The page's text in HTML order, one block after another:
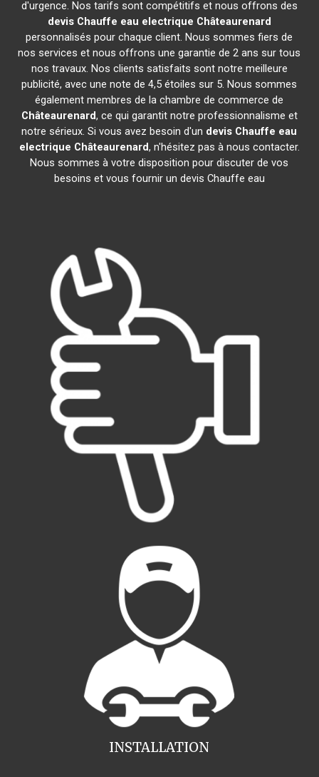
d'urgence. Nos tarifs sont compétitifs et nous offrons des
devis Chauffe eau electrique Châteaurenard
personnalisés pour chaque client. Nous sommes fiers de
nos services et nous offrons une garantie de 2 ans sur tous
nos travaux. Nos clients satisfaits sont notre meilleure
publicité, avec une note de 4,5 étoiles sur 5. Nous sommes
également membres de la chambre de commerce de
Châteaurenard, ce qui garantit notre professionnalisme et
notre sérieux. Si vous avez besoin d'un devis Chauffe eau
electrique Châteaurenard, n'hésitez pas à nous contacter.
Nous sommes à votre disposition pour discuter de vos
besoins et vous fournir un devis Chauffe eau
INSTALLATION